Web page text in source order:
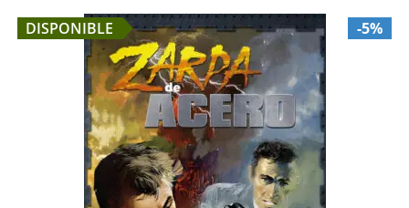
DISPONIBLE -5%